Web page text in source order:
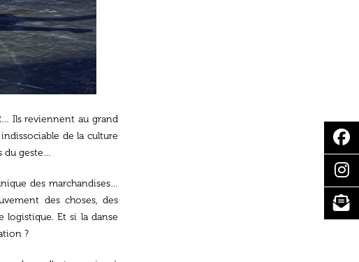
Ils reviennent au grand
de la culture
du geste…
des marchandises…
des choses, des
logistique. Et si la danse
?